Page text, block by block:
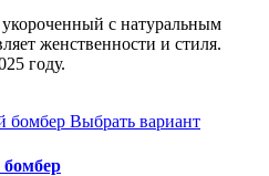
с натуральным
женственности и стиля.
году.
Выбрать вариант